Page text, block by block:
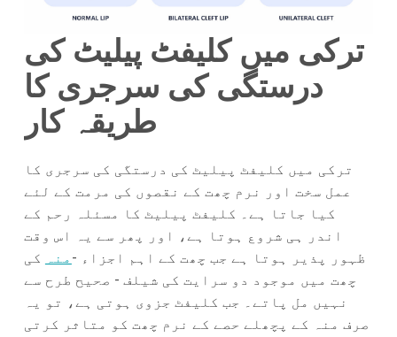
ترکی میں کلیفٹ پیلیٹ کی
درستگی کی سرجری کا
طریقہ کار
ترکی میں کلیفٹ پیلیٹ کی درستگی کی سرجری کا
عمل سخت اور نرم چھت کے نقصوں کی مرمت کے لئے
کیا جاتا ہے۔ کلیفٹ پیلیٹ کا مسئلہ رحم کے
اندر ہی شروع ہوتا ہے، اور پھر سے یہ اس وقت
ظہور پذیر ہوتا ہے جب چھت کے اہم اجزاء - منہ کی
چھت میں موجود دو سرایت کی شیلف - صحیح طرح سے
نہیں مل پاتے۔ جب کلیفٹ جزوی ہوتی ہے، تو یہ
صرف منہ کے پچھلے حصے کے نرم چھت کو متاثر کرتی